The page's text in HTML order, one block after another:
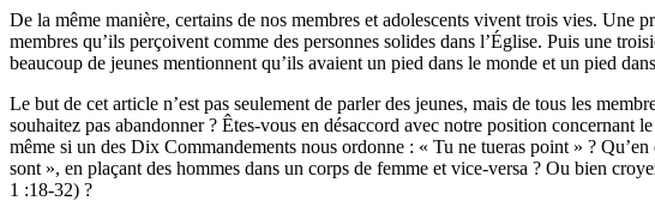
De la même manière, certains de nos membres et adolescents vivent trois vies. Une
membres qu’ils perçoivent comme des personnes solides dans l’Église. Puis une
beaucoup de jeunes mentionnent qu’ils avaient un pied dans le monde et un pied
Le but de cet article n’est pas seulement de parler des jeunes, mais de tous les
souhaitez pas abandonner ? Êtes-vous en désaccord avec notre position concernant
même si un des Dix Commandements nous ordonne : « Tu ne tueras point » ?
sont », en plaçant des hommes dans un corps de femme et vice-versa ? Ou bien
1 :18-32) ?